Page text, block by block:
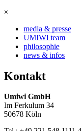
×
media & presse
UMIWI team
philosophie
news & infos
Kontakt
Umiwi GmbH
Im Ferkulum 34
50678 Köln